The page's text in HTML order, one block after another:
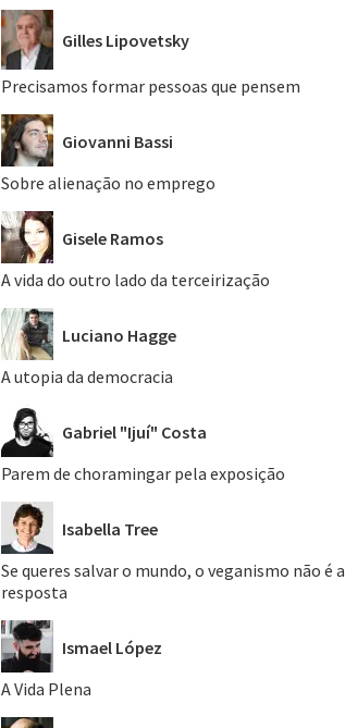
Gilles Lipovetsky
Precisamos formar pessoas que pensem
Giovanni Bassi
Sobre alienação no emprego
Gisele Ramos
A vida do outro lado da terceirização
Luciano Hagge
A utopia da democracia
Gabriel "Ijuí" Costa
Parem de choramingar pela exposição
Isabella Tree
Se queres salvar o mundo, o veganismo não é a
resposta
Ismael López
A Vida Plena